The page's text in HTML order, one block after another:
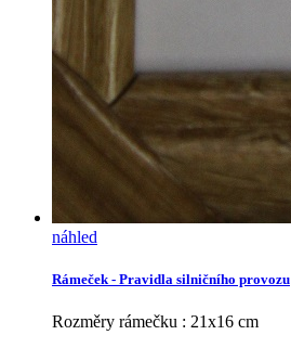
náhled
Rámeček - Pravidla silničního provozu
Rozměry rámečku : 21x16 cm